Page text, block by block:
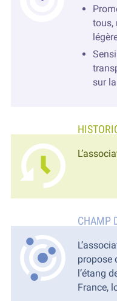
tous,
sur
propose
l’étang
France,